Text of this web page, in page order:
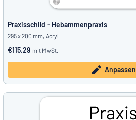
Praxisschild - Hebammenpraxis
295 x 200 mm, Acryl
€115.29 mit MwSt.
Anpassen